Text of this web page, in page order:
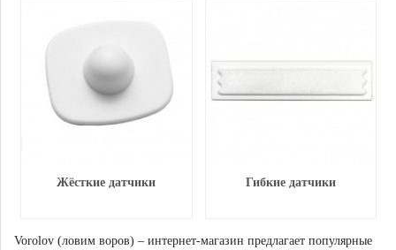
Жёсткие датчики Гибкие датчики
Vorolov (ловим воров) – интернет-магазин предлагает популярные